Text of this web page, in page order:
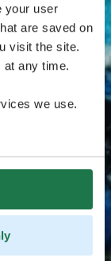
your user
are saved on
visit the site.
at any time.
we use.